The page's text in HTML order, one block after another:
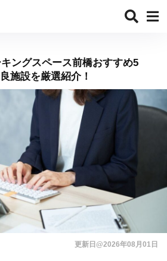
キングスペース前橋おすすめ5
施設を厳選紹介！
更新日@2026年08月01日